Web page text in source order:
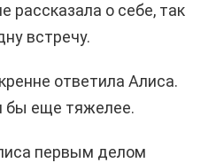
рассказала о себе, так
встречу.
ответила Алиса.
бы еще тяжелее.
первым делом